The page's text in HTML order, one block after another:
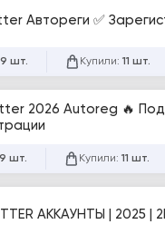
Автореги ✅
шт. Купили: 11 шт.
2026 Autoreg 🔥
шт. Купили: 11 шт.
АККАУНТЫ | 2025 |